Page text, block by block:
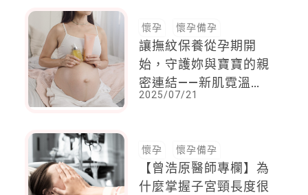
懷孕 懷孕備孕
讓撫紋保養從孕期開
始，守護妳與寶寶的親
密連結——新肌霓溫柔
啟動孕期撫紋保養日常
2025/07/21
懷孕 懷孕備孕
【曾浩原醫師專欄】為
什麼掌握子宮頸長度很